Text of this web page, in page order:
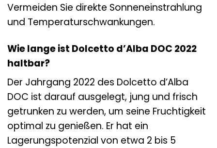
Vermeiden Sie direkte Sonneneinstrahlung
und Temperaturschwankungen.
Wie lange ist Dolcetto d’Alba DOC 2022
haltbar?
Der Jahrgang 2022 des Dolcetto d’Alba
DOC ist darauf ausgelegt, jung und frisch
getrunken zu werden, um seine Fruchtigkeit
optimal zu genießen. Er hat ein
Lagerungspotenzial von etwa 2 bis 5